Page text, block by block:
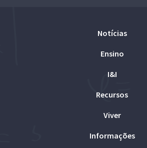
Notícias
Ensino
I&I
Recursos
Viver
Informações